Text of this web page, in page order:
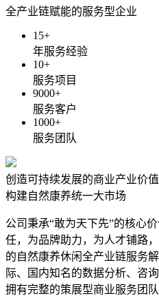
全产业链赋能的服务型企业
15+
年服务经验
10+
服务项目
9000+
服务客户
1000+
服务团队
创造可持续发展的商业产业价
构建自然康养统一大市场
公司秉承“敢为天下先”的核心
任，为品牌助力，为人才铺路
的自然康养休闲全产业链服务
际、国内知名的数据分析、咨
拥有完整的策展型商业服务团